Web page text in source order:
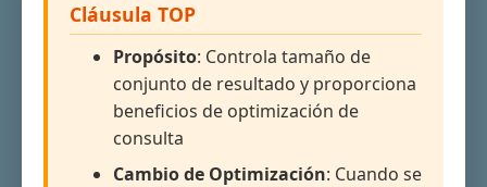
Cláusula TOP
Propósito: Controla tamaño de
conjunto de resultado y proporciona
beneficios de optimización de
consulta
Cambio de Optimización: Cuando se